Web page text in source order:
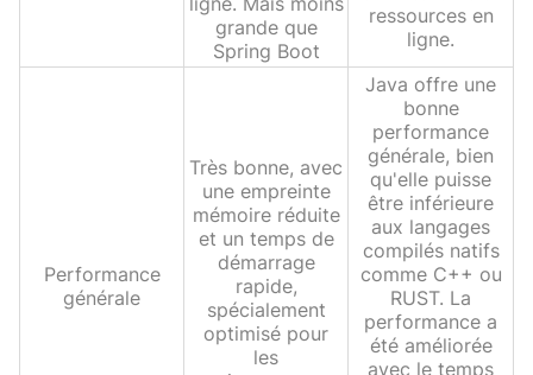
grande que
Spring Boot
ressources en
ligne.
Performance
générale
Très bonne, avec
une empreinte
mémoire réduite
et un temps de
démarrage
rapide,
spécialement
optimisé pour
les
Java offre une
bonne
performance
générale, bien
qu'elle puisse
être inférieure
aux langages
compilés natifs
comme C++ ou
RUST. La
performance a
été améliorée
avec le temps